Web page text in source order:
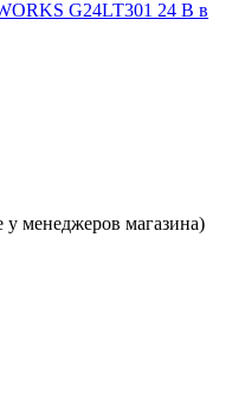
G24LT301 24 В в
у менеджеров магазина)